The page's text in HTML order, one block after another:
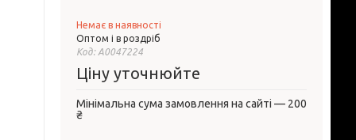
Немає в наявності
Оптом і в роздріб
Код: А0047224
Ціну уточнюйте
Мінімальна сума замовлення на сайті — 200
₴